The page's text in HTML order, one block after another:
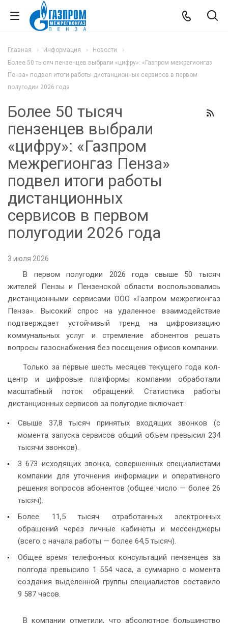
Главная Информация
Новости
Более 50 тысяч пензенцев выбрали «цифру»: «Газпром межрегионгаз
Пенза» подвел итоги работы дистанционных сервисов в первом
полугодии 2026 года
Более 50 тысяч
пензенцев выбрали
«цифру»: «Газпром
межрегионгаз Пенза»
подвел итоги работы
дистанционных
сервисов в первом
полугодии 2026 года
3 июля 2026
В первом полугодии 2026 года свыше 50 тысяч
жителей Пензы и Пензенской области воспользовались
дистанционными сервисами ООО «Газпром межрегионгаз
Пенза». Высокий спрос на удаленное взаимодействие
подтверждает устойчивый тренд на цифровизацию
коммунальных услуг и стремление абонентов решать
вопросы газоснабжения без посещения офисов компании.
Только за первые шесть месяцев текущего года кол-
центр и цифровые платформы компании обработали
масштабный поток обращений. Статистика работы
дистанционных сервисов за полугодие включает:
Свыше 37,8 тысяч принятых входящих звонков (с
момента запуска сервисов общий объем превысил 234
тысячи звонков).
3 673 исходящих звонка, совершенных специалистами
компании для уточнения информации и оперативного
решения вопросов абонентов (общее число — более 26
тысяч).
Более 11,5 тысяч отработанных электронных
обращений через личные кабинеты и мессенджеры
(всего с начала работы — более 64,5 тысяч).
Общее время телефонных консультаций пензенцев за
полгода превысило 1 554 часа, а суммарно с момента
создания выделенной группы специалистов составило
9 587 часов.
В компании отметили, что абсолютное большинство